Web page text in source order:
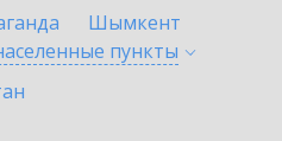
Шымкент
пункты